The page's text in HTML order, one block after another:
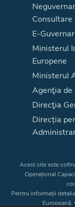
Consultare
E-
Ministerul
Europene
Ministerul
Agenţia de
Direcţia
Direcția
Acest site este
Operațional
Pentru informații